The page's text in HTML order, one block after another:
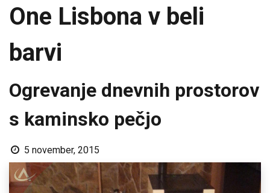
One Lisbona v beli
barvi
Ogrevanje dnevnih prostorov
s kaminsko pečjo
5 november, 2015